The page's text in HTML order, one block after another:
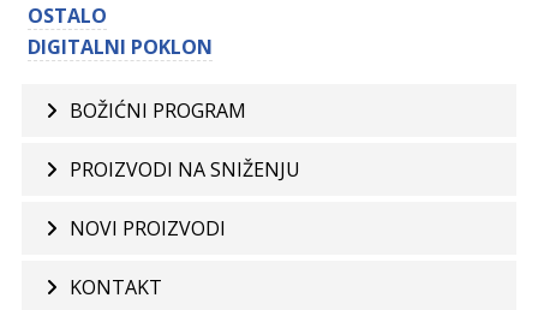
OSTALO
DIGITALNI POKLON
BOŽIĆNI PROGRAM
PROIZVODI NA SNIŽENJU
NOVI PROIZVODI
KONTAKT